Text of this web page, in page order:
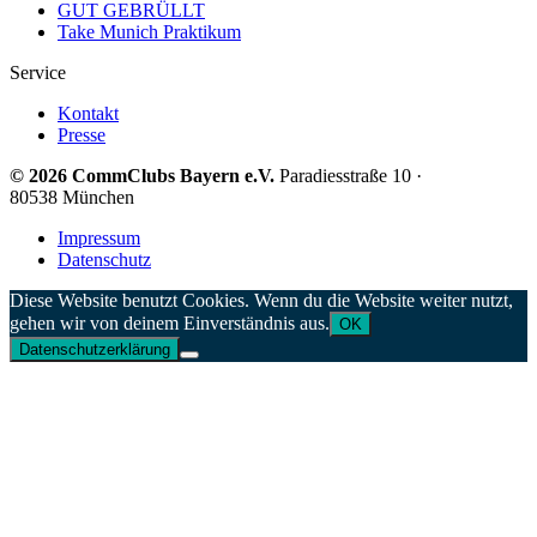
GUT GEBRÜLLT
Take Munich Praktikum
Service
Kontakt
Presse
© 2026 CommClubs Bayern e.V. Paradiesstraße 10 ·
80538 München
Impressum
Datenschutz
Diese Website benutzt Cookies. Wenn du die Website weiter nutzt,
gehen wir von deinem Einverständnis aus. OK
Datenschutzerklärung